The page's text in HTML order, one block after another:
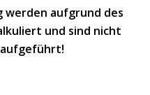
werden aufgrund des
und sind nicht